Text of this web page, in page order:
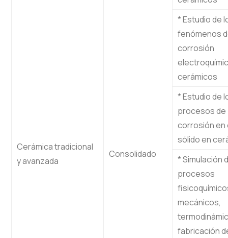
Cerámica tradicional
y avanzada
Consolidado
* Estudio de
fenómenos
corrosión
cerámicos
* Estudio de
procesos de
corrosión en
sólido en
* Simulación
procesos
mecánicos,
fabricación